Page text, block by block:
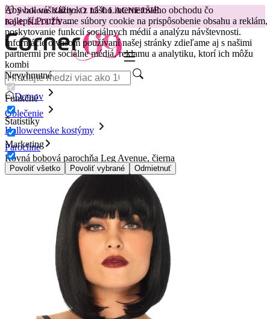
Aby bol váš zážitok z nášho internetového obchodu čo
najlepší.Používame súbory cookie na prispôsobenie obsahu a reklám,
poskytovanie funkcií sociálnych médií a analýzu návštevnosti.
Informácie o vašom používaní našej stránky zdieľame aj s našimi
partnermi pre sociálne médiá, reklamu a analytiku, ktorí ich môžu
kombi
Nevyhnutné
Funkčné
Štatistiky
Marketing
Povoliť všetko Povoliť vybrané Odmietnuť
😽Svakom Klitty: O 15 € LACNEJŠIE
Kód: KLITTY →
Domov
Oblečenie
Halloweenske kostýmy
Parochne
Rovná bobová parochňa Leg Avenue, čierna